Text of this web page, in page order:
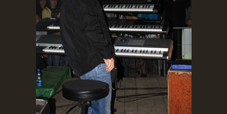
NĚCO Z PRAVĚKU
DISKOGRAFIE
EXPO - SHOP | MERCH
FOTOALBUM